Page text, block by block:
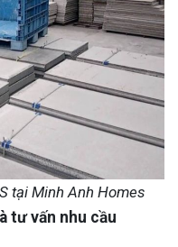
tại Minh Anh Homes
tư vấn nhu cầu